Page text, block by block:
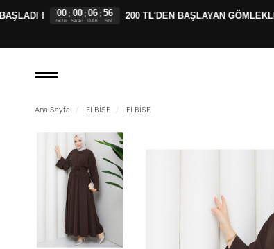
! 00 00
SAAT
: 06
DAK
:55
SN 200 TL'DEN BAŞLAYAN GÖMLEKLER
Ana Sayfa ELBİSE ELBİSE